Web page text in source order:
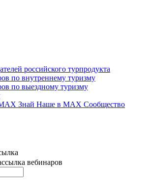
российского турпродукта
по внутреннему туризму
по выездному туризму
Знай Наше в MAX Сообщество
вебинаров